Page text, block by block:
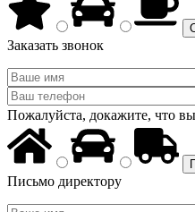
Заказать звонок
Пожалуйста, докажите, что
Письмо директору